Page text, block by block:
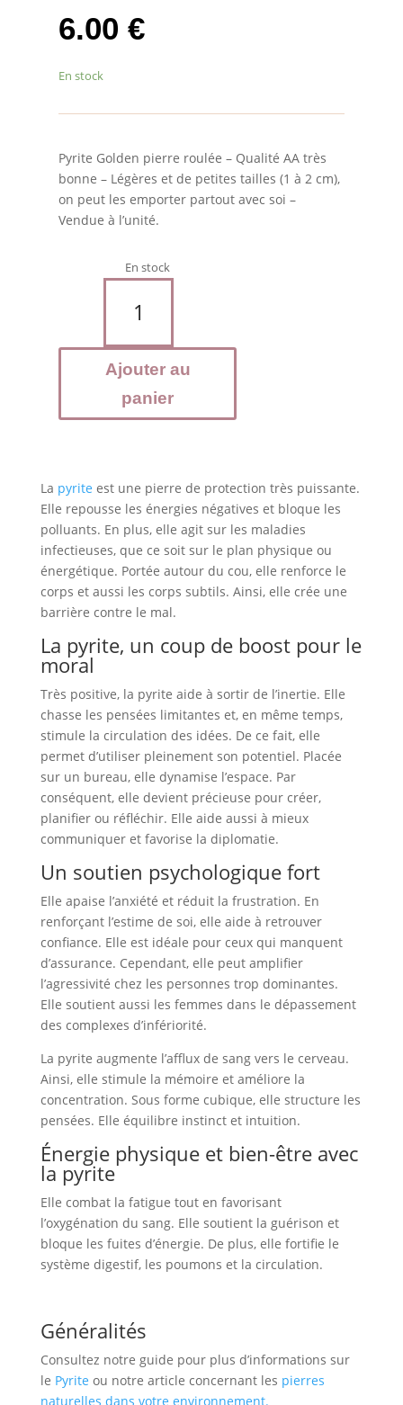
6.00 €
En stock
Pyrite Golden pierre roulée – Qualité AA très
bonne – Légères et de petites tailles (1 à 2 cm),
on peut les emporter partout avec soi –
Vendue à l’unité.
En stock
Golden
pierre
roulée
Ajouter au
panier
La pyrite est une pierre de protection très puissante.
Elle repousse les énergies négatives et bloque les
polluants. En plus, elle agit sur les maladies
infectieuses, que ce soit sur le plan physique ou
énergétique. Portée autour du cou, elle renforce le
corps et aussi les corps subtils. Ainsi, elle crée une
barrière contre le mal.
La pyrite, un coup de boost pour le
moral
Très positive, la pyrite aide à sortir de l’inertie. Elle
chasse les pensées limitantes et, en même temps,
stimule la circulation des idées. De ce fait, elle
permet d’utiliser pleinement son potentiel. Placée
sur un bureau, elle dynamise l’espace. Par
conséquent, elle devient précieuse pour créer,
planifier ou réfléchir. Elle aide aussi à mieux
communiquer et favorise la diplomatie.
Un soutien psychologique fort
Elle apaise l’anxiété et réduit la frustration. En
renforçant l’estime de soi, elle aide à retrouver
confiance. Elle est idéale pour ceux qui manquent
d’assurance. Cependant, elle peut amplifier
l’agressivité chez les personnes trop dominantes.
Elle soutient aussi les femmes dans le dépassement
des complexes d’infériorité.
La pyrite augmente l’afflux de sang vers le cerveau.
Ainsi, elle stimule la mémoire et améliore la
concentration. Sous forme cubique, elle structure les
pensées. Elle équilibre instinct et intuition.
Énergie physique et bien-être avec
la pyrite
Elle combat la fatigue tout en favorisant
l’oxygénation du sang. Elle soutient la guérison et
bloque les fuites d’énergie. De plus, elle fortifie le
système digestif, les poumons et la circulation.
Généralités
Consultez notre guide pour plus d’informations sur
le Pyrite ou notre article concernant les pierres
naturelles dans votre environnement.